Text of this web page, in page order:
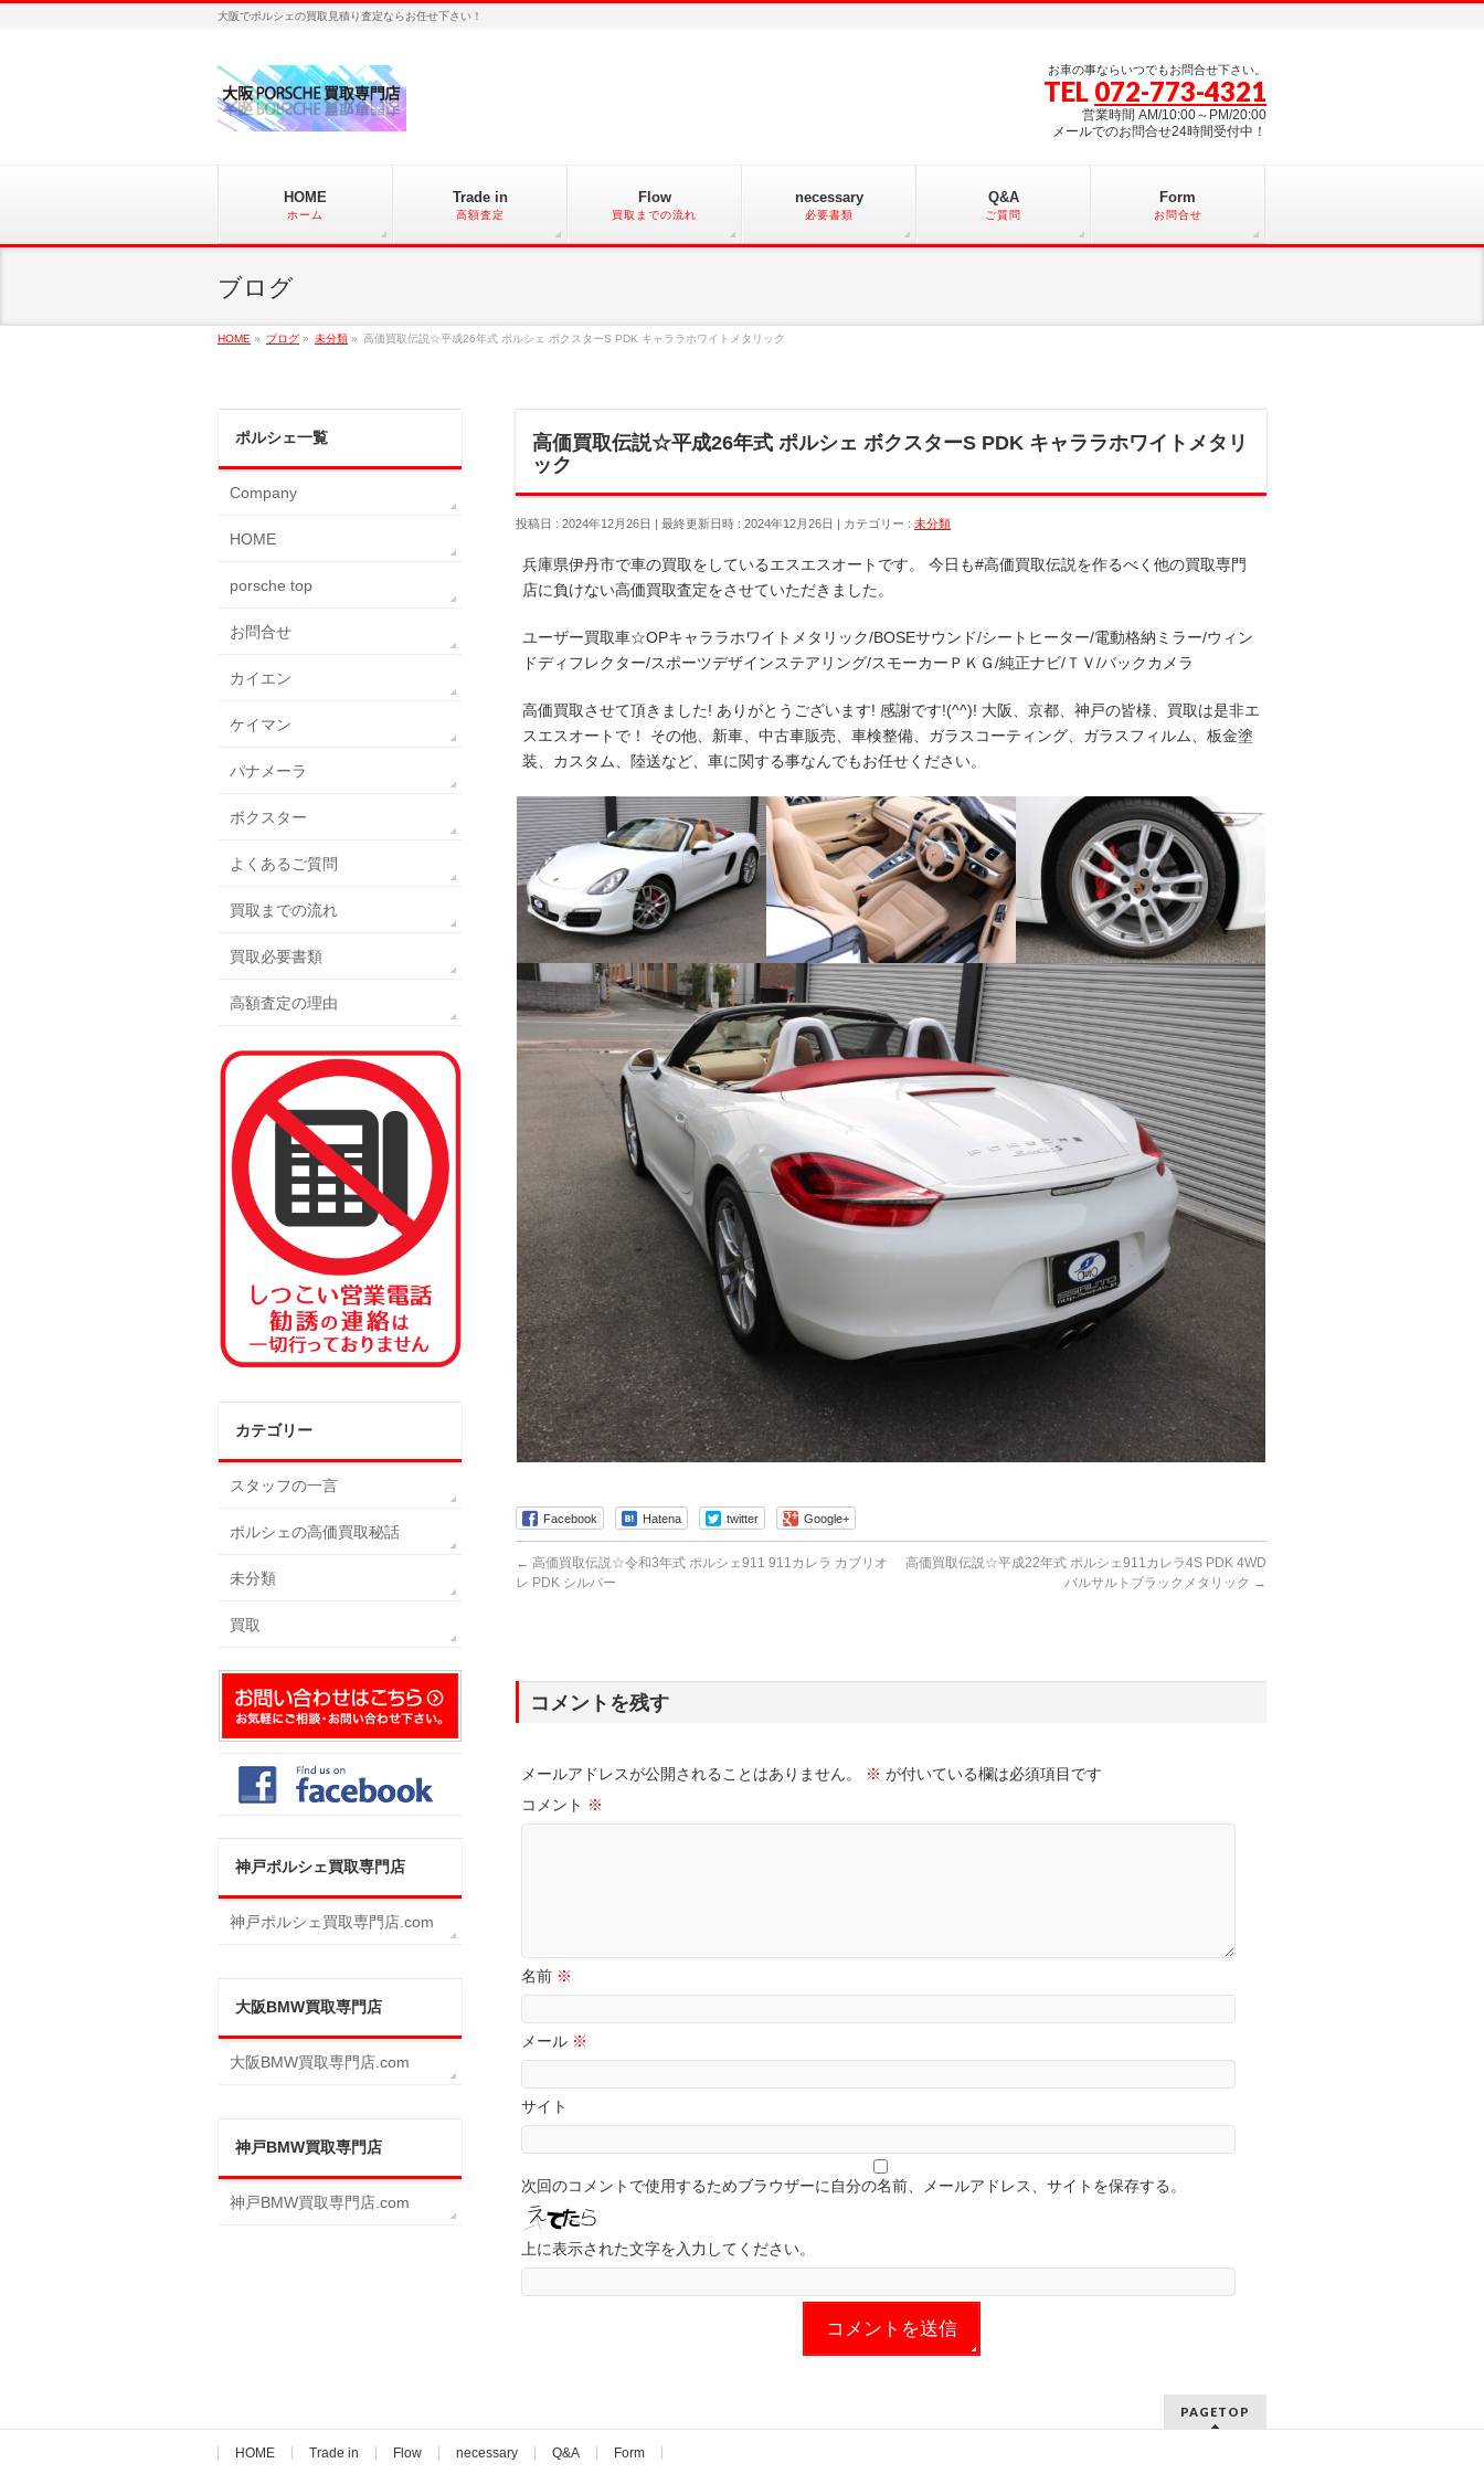
大阪でポルシェの買取見積り査定ならお任せ下さい！
お車の事ならいつでもお問合せ下さい。
TEL 072-773-4321
営業時間 AM/10:00～PM/20:00
メールでのお問合せ24時間受付中！
HOME
ホーム
Trade in
高額査定
Flow
買取までの流れ
necessary
必要書類
Q&A
ご質問
Form
お問合せ
ブログ
HOME » ブログ » 未分類 » 高価買取伝説☆平成26年式 ポルシェ ボクスターS PDK キャララホワイトメタリック
高価買取伝説☆平成26年式 ポルシェ ボクスターS PDK キャララホワイトメタリ
ック
投稿日 : 2024年12月26日 最終更新日時 : 2024年12月26日 カテゴリー : 未分類
兵庫県伊丹市で車の買取をしているエスエスオートです。 今日も#高価買取伝説を作るべく他の買取専門
店に負けない高価買取査定をさせていただきました。
ユーザー買取車☆OPキャララホワイトメタリック/BOSEサウンド/シートヒーター/電動格納ミラー/ウィン
ドディフレクター/スポーツデザインステアリング/スモーカーＰＫＧ/純正ナビ/ＴＶ/バックカメラ
高価買取させて頂きました! ありがとうございます! 感謝です!(^^)! 大阪、京都、神戸の皆様、買取は是非エ
スエスオートで！ その他、新車、中古車販売、車検整備、ガラスコーティング、ガラスフィルム、板金塗
装、カスタム、陸送など、車に関する事なんでもお任せください。
Facebook Hatena twitter Google+
← 高価買取伝説☆令和3年式 ポルシェ911 911カレラ カブリオ
レ PDK シルバー
高価買取伝説☆平成22年式 ポルシェ911カレラ4S PDK 4WD
バルサルトブラックメタリック →
コメントを残す
メールアドレスが公開されることはありません。 ※ が付いている欄は必須項目です
コメント ※
名前 ※
メール ※
サイト
次回のコメントで使用するためブラウザーに自分の名前、メールアドレス、サイトを保存する。
上に表示された文字を入力してください。
ポルシェ一覧
Company
HOME
porsche top
お問合せ
カイエン
ケイマン
パナメーラ
ボクスター
よくあるご質問
買取までの流れ
買取必要書類
高額査定の理由
カテゴリー
スタッフの一言
ポルシェの高価買取秘話
未分類
買取
神戸ポルシェ買取専門店
神戸ポルシェ買取専門店.com
大阪BMW買取専門店
大阪BMW買取専門店.com
神戸BMW買取専門店
神戸BMW買取専門店.com
PAGETOP
HOME Trade in Flow necessary Q&A Form